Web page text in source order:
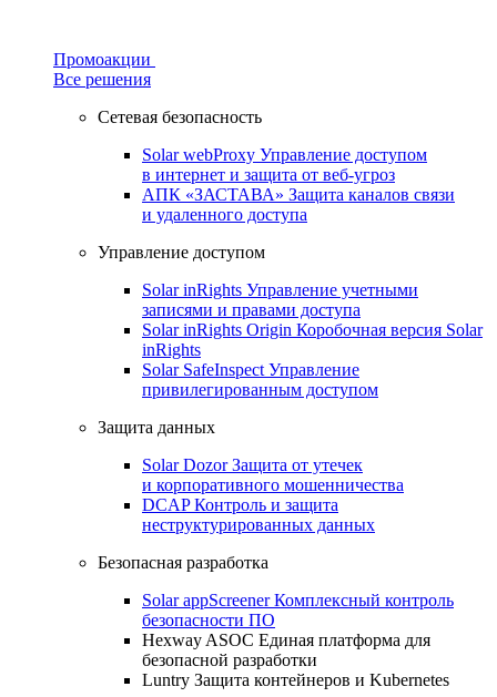
Промоакции
Все решения
Сетевая безопасность
Solar webProxy Управление доступом
в интернет и защита от веб-угроз
АПК «ЗАСТАВА» Защита каналов связи
и удаленного доступа
Управление доступом
Solar inRights Управление учетными
записями и правами доступа
Solar inRights Origin Коробочная версия Solar
inRights
Solar SafeInspect Управление
привилегированным доступом
Защита данных
Solar DozorЗащита от утечек
и корпоративного мошенничества
DCAPКонтроль и защита
неструктурированных данных
Безопасная разработка
Solar appScreenerКомплексный контроль
безопасности ПО
Hexway ASOC Единая платформа для
безопасной разработки
Luntry Защита контейнеров и Kubernetes